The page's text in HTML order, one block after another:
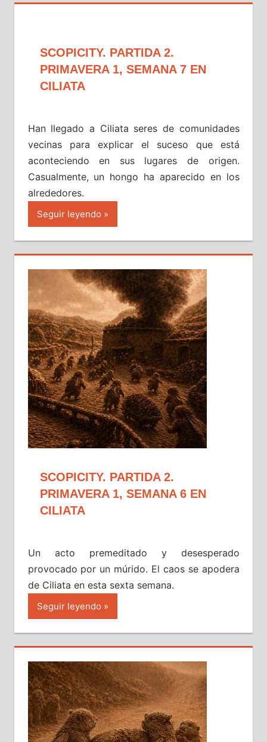
SCOPICITY. PARTIDA 2.
PRIMAVERA 1, SEMANA 7 EN
CILIATA
Han llegado a Ciliata seres de comunidades
vecinas para explicar el suceso que está
aconteciendo en sus lugares de origen.
Casualmente, un hongo ha aparecido en los
alrededores.
Seguir leyendo
SCOPICITY. PARTIDA 2.
PRIMAVERA 1, SEMANA 6 EN
CILIATA
Un acto premeditado y desesperado
provocado por un múrido. El caos se apodera
de Ciliata en esta sexta semana.
Seguir leyendo